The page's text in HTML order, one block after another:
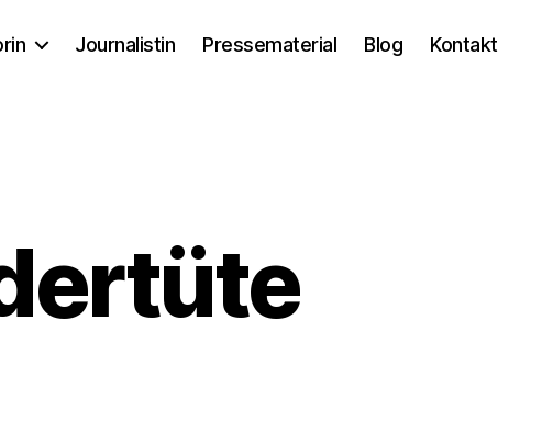
Journalistin Pressematerial Blog Kontakt